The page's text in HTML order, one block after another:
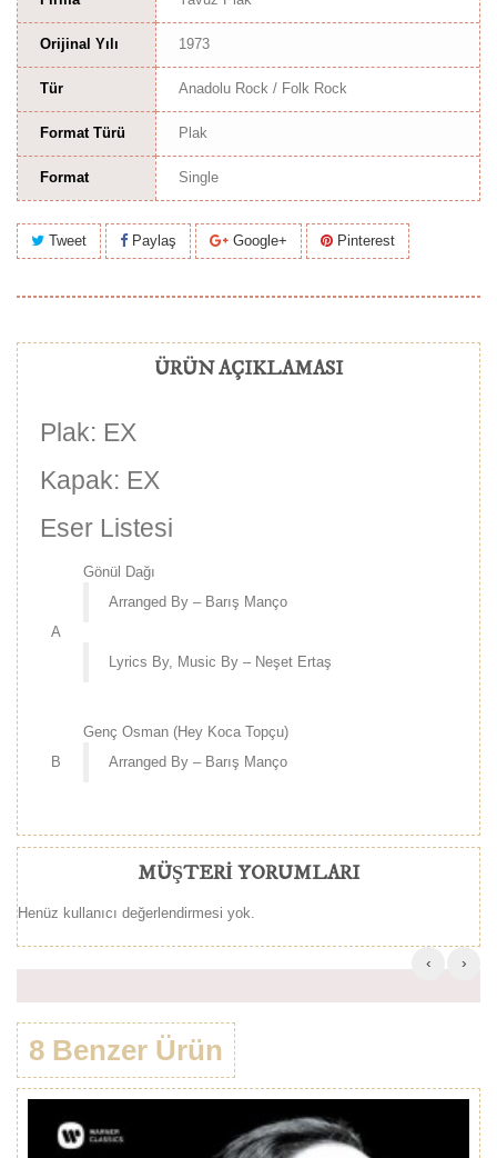
Orijinal Yılı 1973
Tür Anadolu Rock / Folk Rock
Format Türü Plak
Format Single
Tweet Paylaş Google+ Pinterest
ÜRÜN AÇIKLAMASI
Plak: EX
Kapak: EX
Eser Listesi
A
Gönül Dağı
Arranged By – Barış Manço
Lyrics By, Music By – Neşet Ertaş
B
Genç Osman (Hey Koca Topçu)
Arranged By – Barış Manço
MÜŞTERI YORUMLARI
Henüz kullanıcı değerlendirmesi yok.
8 Benzer Ürün
‹ ›